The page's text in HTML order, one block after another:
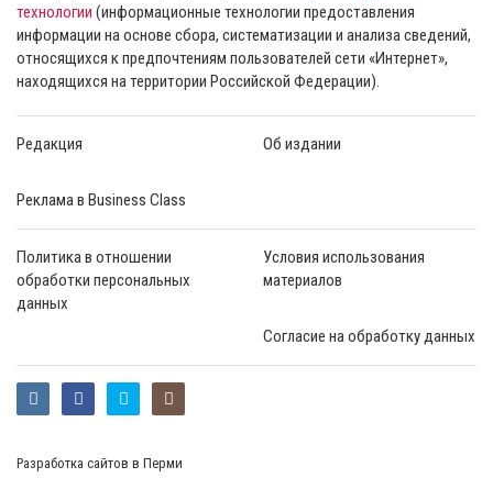
технологии (информационные технологии предоставления
информации на основе сбора, систематизации и анализа сведений,
относящихся к предпочтениям пользователей сети «Интернет»,
находящихся на территории Российской Федерации).
Редакция Об издании
Реклама в Business Class
Политика в отношении
обработки персональных
данных
Условия использования
материалов
Согласие на обработку данных
Разработка сайтов в Перми